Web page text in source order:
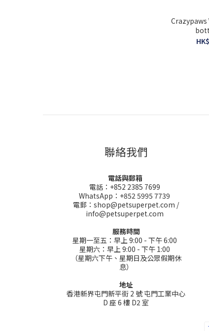
Crazypaws
聯絡我們
電話與郵箱
電話：+852 2385 7699
WhatsApp：+852 5995 7739
電郵：shop@petsuperpet.com /
info@petsuperpet.com
服務時間
星期一至五：早上 9:00 - 下午 6:00
星期六：早上 9:00 - 下午 1:00
（星期六下午、星期日及公眾假期休
息）
地址
香港新界屯門新平街 2 號 屯門工業中心
D 座 6 樓 D2 室